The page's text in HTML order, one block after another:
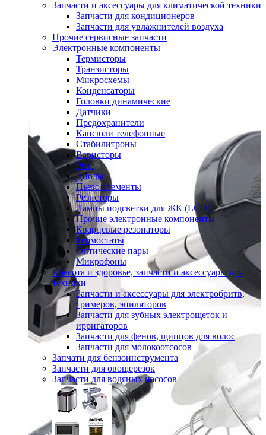
Запчасти и аксессуары для климатической техники
Запчасти для кондиционеров
Запчасти для увлажнителей воздуха
Прочие сервисные запчасти
Электронные компоненты
Термисторы
Транзисторы
Микросхемы
Конденсаторы
Головки динамические
Датчики
Предохранители
Капсюли телефонные
Стабилитроны
Варисторы
Реле
Диоды
Пьезо элементы
Резисторы
Лампы подсветки для ЖК (LCD)
Прочие электронные компоненты
Кварцевые резонаторы
Термостаты
Оптические пары
Микрофоны
Красота и здоровье, запчасти и аксессуары для
техники
Запчасти и аксессуары для электробритв,
тримеров, эпиляторов
Запчасти для зубных электрощеток и
ирригаторов
Запчасти для фенов, щипцов для волос
Запчасти для молокоотсосов
Запчати для бензоинструмента
Запчасти для овощерезок
Запчасти для водяных насосов